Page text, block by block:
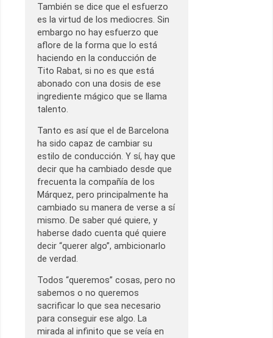
También se dice que el esfuerzo
es la virtud de los mediocres. Sin
embargo no hay esfuerzo que
aflore de la forma que lo está
haciendo en la conducción de
Tito Rabat, si no es que está
abonado con una dosis de ese
ingrediente mágico que se llama
talento.
Tanto es así que el de Barcelona
ha sido capaz de cambiar su
estilo de conducción. Y sí, hay que
decir que ha cambiado desde que
frecuenta la compañía de los
Márquez, pero principalmente ha
cambiado su manera de verse a sí
mismo. De saber qué quiere, y
haberse dado cuenta qué quiere
decir “querer algo”, ambicionarlo
de verdad.
Todos “queremos” cosas, pero no
sabemos o no queremos
sacrificar lo que sea necesario
para conseguir ese algo. La
mirada al infinito que se veía en